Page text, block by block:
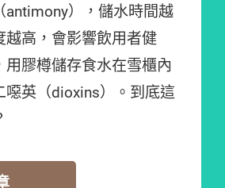
antimony），儲水時間越
越高，會影響飲用者健
膠樽儲存食水在雪櫃內
噁英（dioxins）。到底這